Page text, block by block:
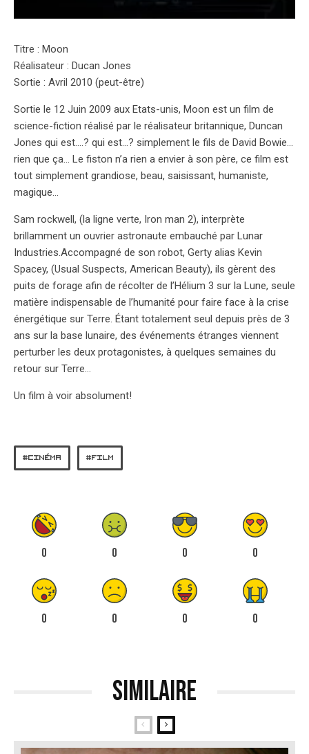
Titre : Moon
Réalisateur : Ducan Jones
Sortie : Avril 2010 (peut-être)
Sortie le 12 Juin 2009 aux Etats-unis, Moon est un film de
science-fiction réalisé par le réalisateur britannique, Duncan
Jones qui est….? qui est…? simplement le fils de David Bowie…
rien que ça… Le fiston n’a rien a envier à son père, ce film est
tout simplement grandiose, beau, saisissant, humaniste,
magique…
Sam rockwell, (la ligne verte, Iron man 2), interprète
brillamment un ouvrier astronaute embauché par Lunar
Industries.Accompagné de son robot, Gerty alias Kevin
Spacey, (Usual Suspects, American Beauty), ils gèrent des
puits de forage afin de récolter de l’Hélium 3 sur la Lune, seule
matière indispensable de l’humanité pour faire face à la crise
énergétique sur Terre. Étant totalement seul depuis près de 3
ans sur la base lunaire, des événements étranges viennent
perturber les deux protagonistes, à quelques semaines du
retour sur Terre…
Un film à voir absolument!
CINÉMA FILM
0 0 0 0
0 0 0 0
Similaire